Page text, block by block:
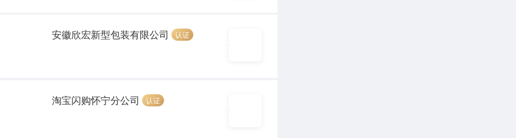
安徽欣宏新型包装有限公司 认证
淘宝闪购怀宁分公司 认证